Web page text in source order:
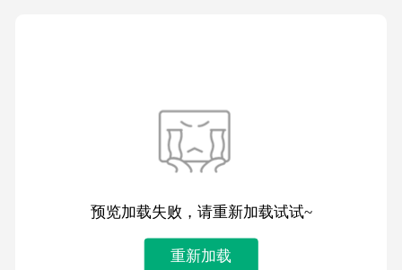
预览加载失败，请重新加载试试~
重新加载